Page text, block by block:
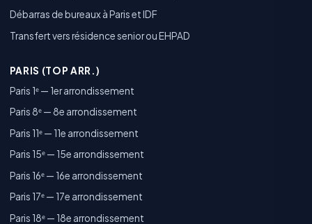
Débarras de bureaux à Paris et IDF
Transfert vers résidence senior ou EHPAD
PARIS (TOP ARR.)
Paris 1ᵉ — 1er arrondissement
Paris 8ᵉ — 8e arrondissement
Paris 11ᵉ — 11e arrondissement
Paris 15ᵉ — 15e arrondissement
Paris 16ᵉ — 16e arrondissement
Paris 17ᵉ — 17e arrondissement
Paris 18ᵉ — 18e arrondissement